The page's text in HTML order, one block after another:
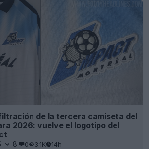
de la tercera camiseta del
2026: vuelve el logotipo del
8 0 3.1K 14h